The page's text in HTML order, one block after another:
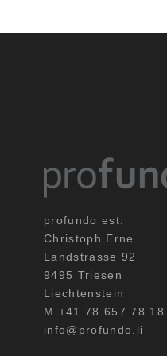
profundo est.
Christoph Erne
Landstrasse 92
9495 Triesen
Liechtenstein
M +41 78 657 78 18
info@profundo.li